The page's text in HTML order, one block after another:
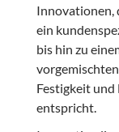
Innovationen,
ein
bis hin zu
Festigkeit und
entspricht.